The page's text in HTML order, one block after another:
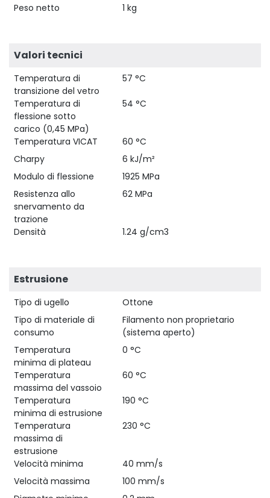
Peso netto 1 kg
Valori tecnici
Temperatura di
transizione del vetro
57 °C
Temperatura di
flessione sotto
carico (0,45 MPa)
54 °C
Temperatura VICAT
60 °C
Charpy
6 kJ/m²
Modulo di flessione
1925 MPa
Resistenza allo
snervamento da
trazione
62 MPa
Densità 1.24 g/cm3
Estrusione
Tipo di ugello
Ottone
Tipo di materiale di
consumo
Filamento non proprietario
(sistema aperto)
Temperatura
minima di plateau
0 °C
Temperatura
massima del vassoio
60 °C
Temperatura
minima di estrusione
190 °C
Temperatura
massima di
estrusione
230 °C
Velocità minima
40 mm/s
Velocità massima
100 mm/s